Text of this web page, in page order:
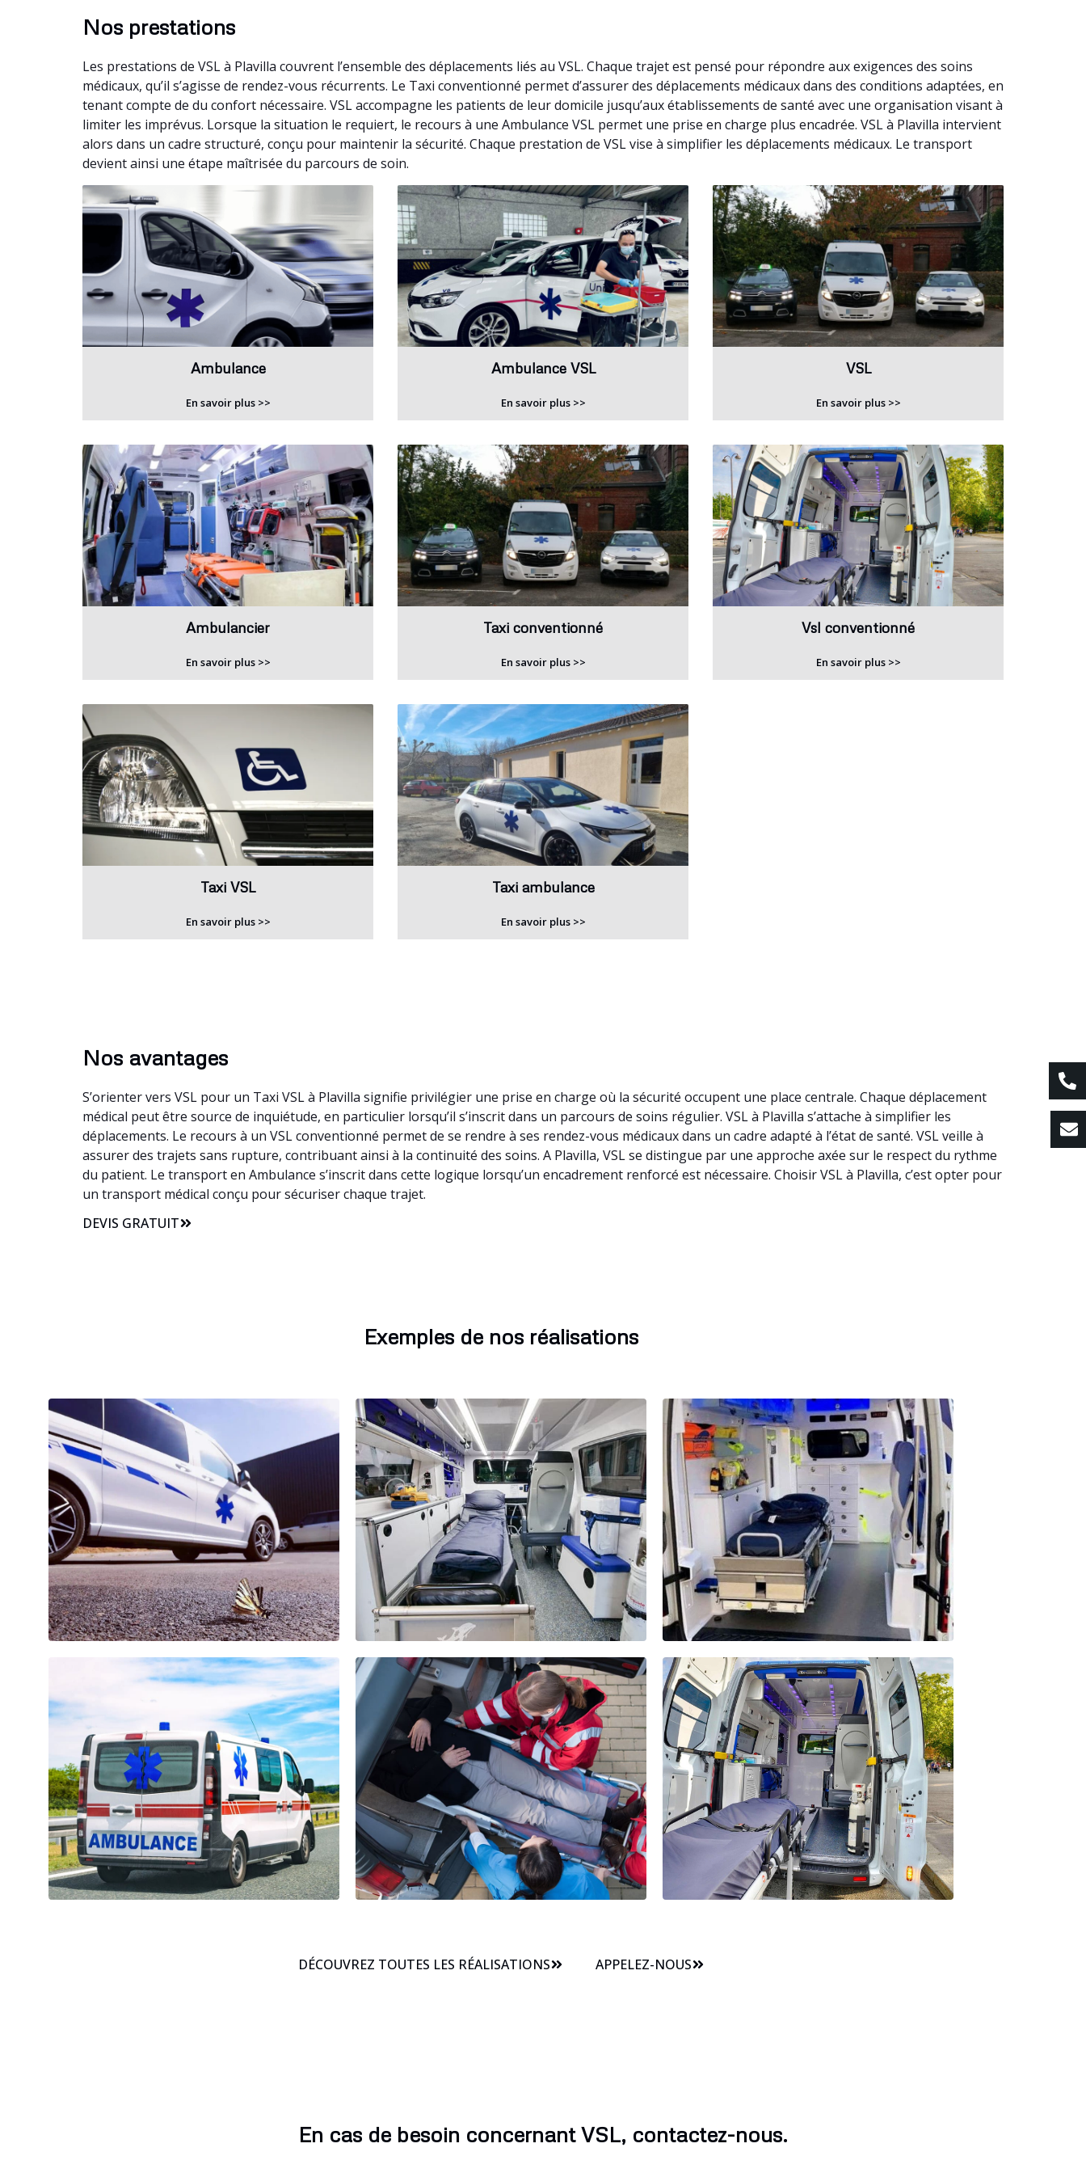
Nos prestations
Les prestations de VSL à Plavilla couvrent l’ensemble des déplacements liés au VSL. Chaque trajet est pensé pour répondre aux exigences des soins
médicaux, qu’il s’agisse de rendez-vous récurrents. Le Taxi conventionné permet d’assurer des déplacements médicaux dans des conditions adaptées, en
tenant compte de du confort nécessaire. VSL accompagne les patients de leur domicile jusqu’aux établissements de santé avec une organisation visant à
limiter les imprévus. Lorsque la situation le requiert, le recours à une Ambulance VSL permet une prise en charge plus encadrée. VSL à Plavilla intervient
alors dans un cadre structuré, conçu pour maintenir la sécurité. Chaque prestation de VSL vise à simplifier les déplacements médicaux. Le transport
devient ainsi une étape maîtrisée du parcours de soin.
Ambulance
En savoir plus >>
Ambulance VSL
En savoir plus >>
VSL
En savoir plus >>
Ambulancier
En savoir plus >>
Taxi conventionné
En savoir plus >>
Vsl conventionné
En savoir plus >>
Taxi VSL
En savoir plus >>
Taxi ambulance
En savoir plus >>
Nos avantages
S’orienter vers VSL pour un Taxi VSL à Plavilla signifie privilégier une prise en charge où la sécurité occupent une place centrale. Chaque déplacement
médical peut être source de inquiétude, en particulier lorsqu’il s’inscrit dans un parcours de soins régulier. VSL à Plavilla s’attache à simplifier les
déplacements. Le recours à un VSL conventionné permet de se rendre à ses rendez-vous médicaux dans un cadre adapté à l’état de santé. VSL veille à
assurer des trajets sans rupture, contribuant ainsi à la continuité des soins. A Plavilla, VSL se distingue par une approche axée sur le respect du rythme
du patient. Le transport en Ambulance s’inscrit dans cette logique lorsqu’un encadrement renforcé est nécessaire. Choisir VSL à Plavilla, c’est opter pour
un transport médical conçu pour sécuriser chaque trajet.
DEVIS GRATUIT
Exemples de nos réalisations
DÉCOUVREZ TOUTES LES RÉALISATIONS APPELEZ-NOUS
En cas de besoin concernant VSL, contactez-nous.